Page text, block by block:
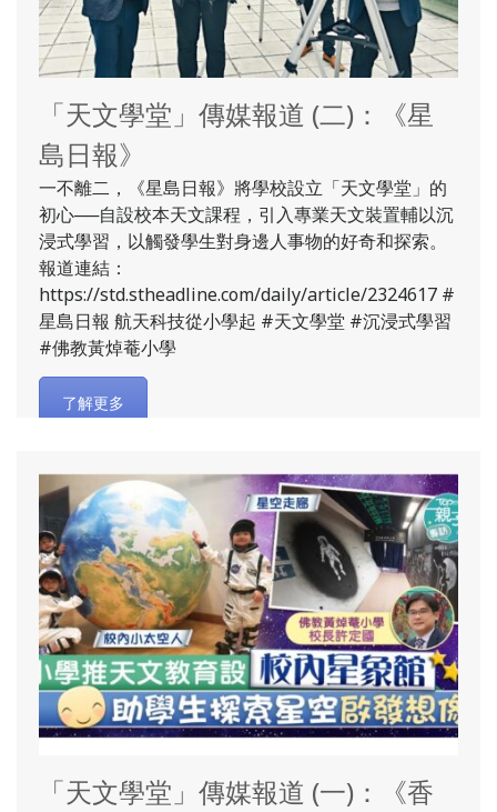
「天文學堂」傳媒報道 (二)：《星
島日報》
一不離二，《星島日報》將學校設立「天文學堂」的
初心──自設校本天文課程，引入專業天文裝置輔以沉
浸式學習，以觸發學生對身邊人事物的好奇和探索。
報道連結：
https://std.stheadline.com/daily/article/2324617 #
星島日報 航天科技從小學起 #天文學堂 #沉浸式學習
#佛教黃焯菴小學
了解更多
「天文學堂」傳媒報道 (一)：《香